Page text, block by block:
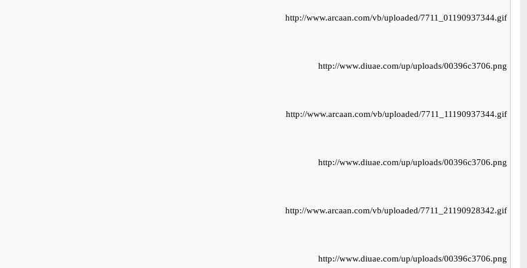
http://www.arcaan.com/vb/uploaded/7711_01190937344.gif
http://www.diuae.com/up/uploads/00396c3706.png
http://www.arcaan.com/vb/uploaded/7711_11190937344.gif
http://www.diuae.com/up/uploads/00396c3706.png
http://www.arcaan.com/vb/uploaded/7711_21190928342.gif
http://www.diuae.com/up/uploads/00396c3706.png